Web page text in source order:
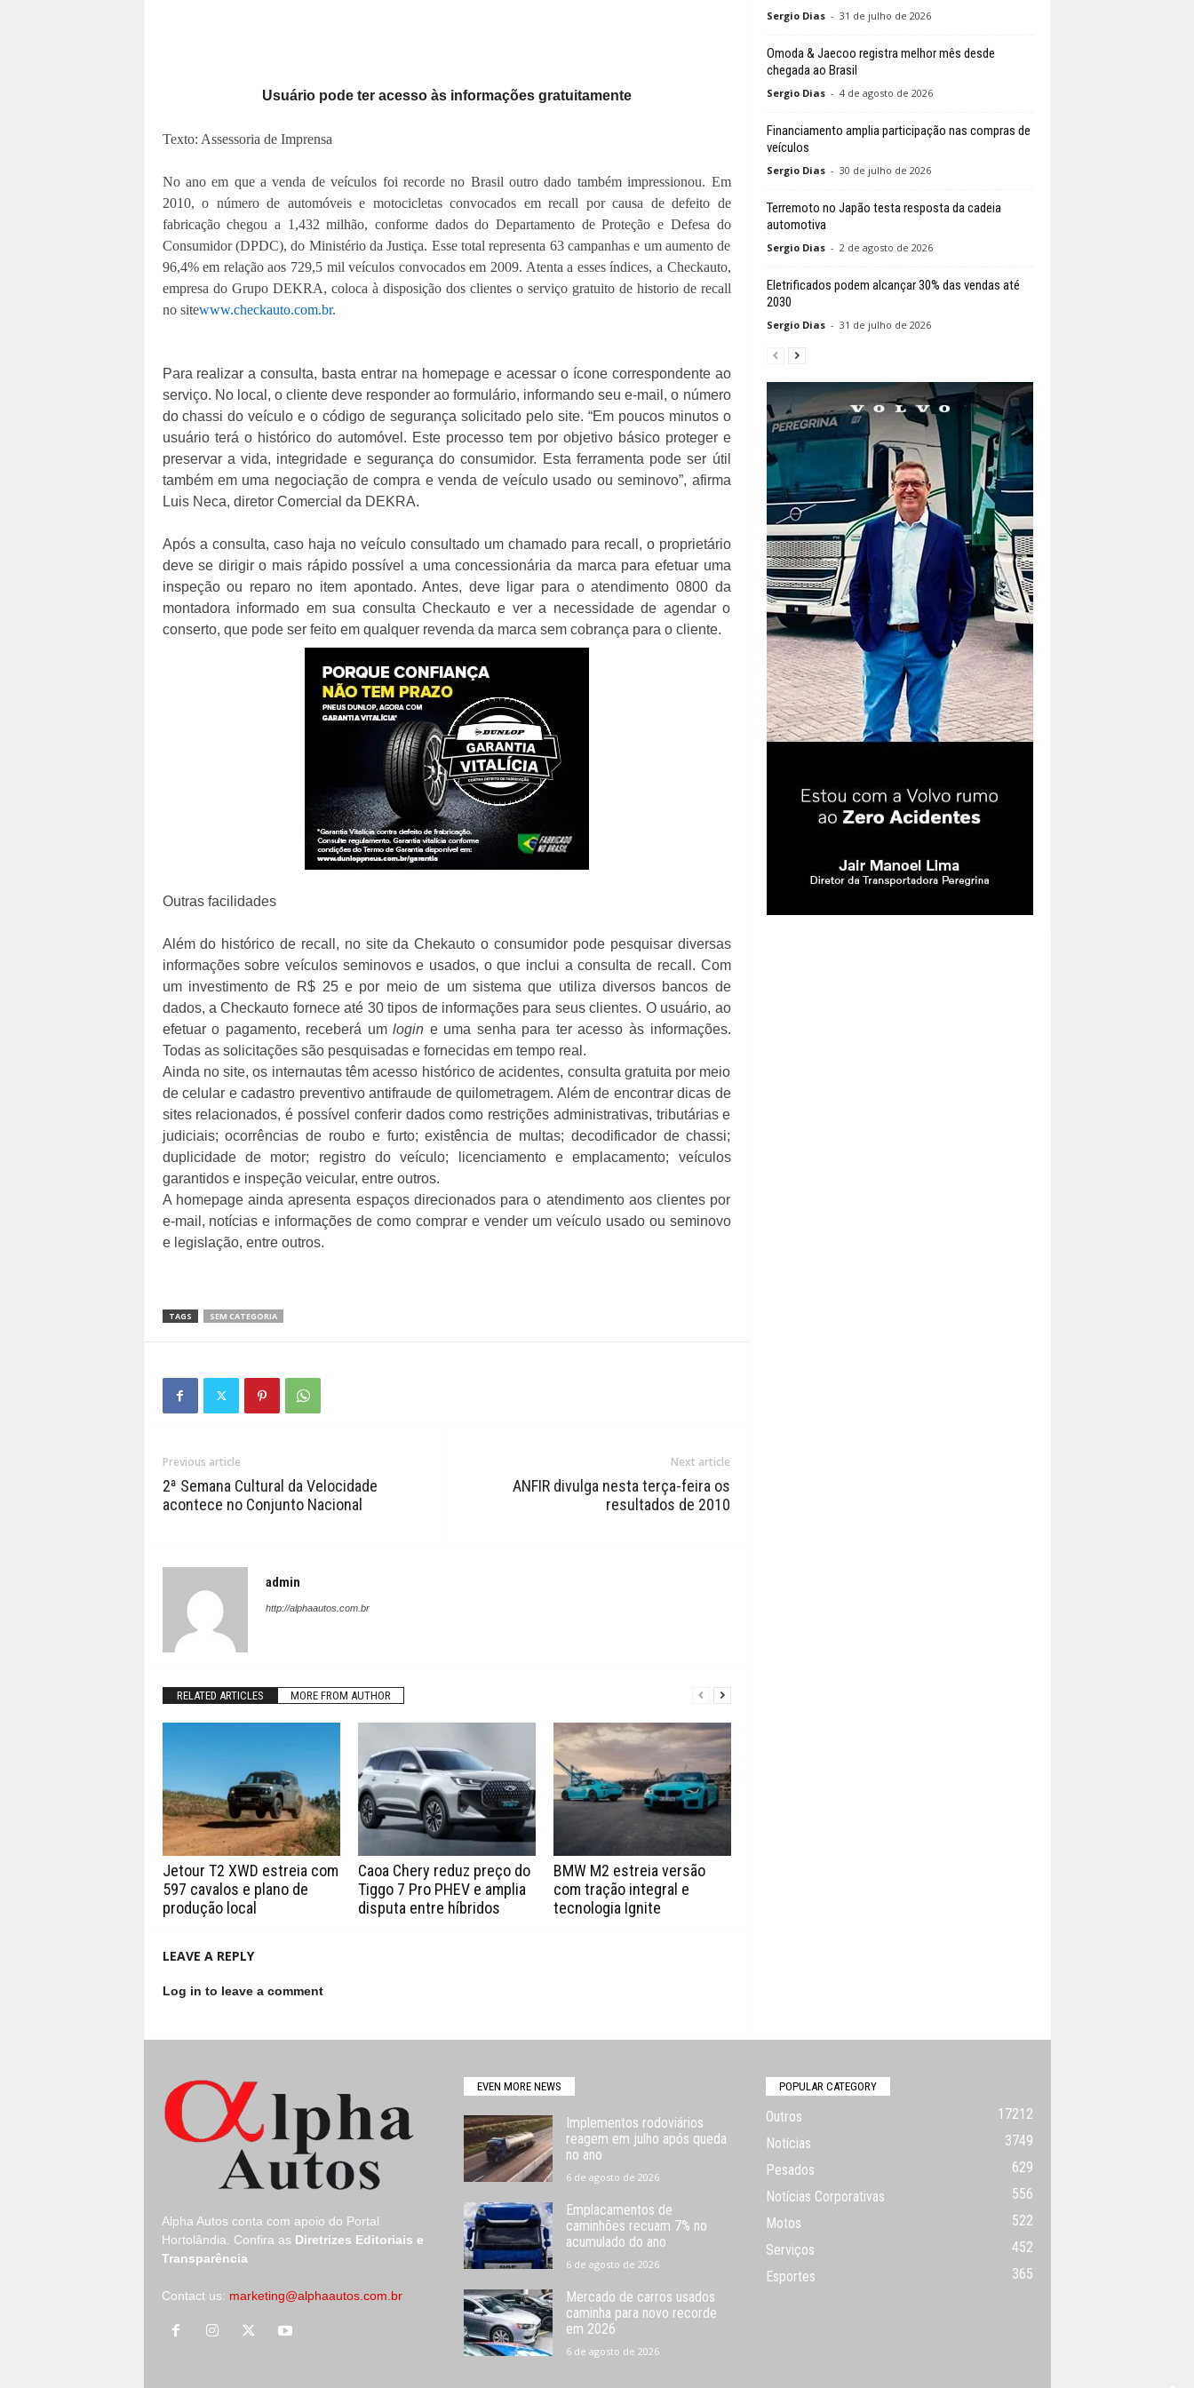
Usuário pode ter acesso às informações gratuitamente
Texto: Assessoria de Imprensa
No ano em que a venda de veículos foi recorde no Brasil outro dado também impressionou. Em
2010, o número de automóveis e motocicletas convocados em recall por causa de defeito de
fabricação chegou a 1,432 milhão, conforme dados do Departamento de Proteção e Defesa do
Consumidor (DPDC), do Ministério da Justiça. Esse total representa 63 campanhas e um aumento de
96,4% em relação aos 729,5 mil veículos convocados em 2009. Atenta a esses índices, a Checkauto,
empresa do Grupo DEKRA, coloca à disposição dos clientes o serviço gratuito de historio de recall
no sitewww.checkauto.com.br.
Para realizar a consulta, basta entrar na homepage e acessar o ícone correspondente ao
serviço. No local, o cliente deve responder ao formulário, informando seu e-mail, o número
do chassi do veículo e o código de segurança solicitado pelo site. “Em poucos minutos o
usuário terá o histórico do automóvel. Este processo tem por objetivo básico proteger e
preservar a vida, integridade e segurança do consumidor. Esta ferramenta pode ser útil
também em uma negociação de compra e venda de veículo usado ou seminovo”, afirma
Luis Neca, diretor Comercial da DEKRA.
Após a consulta, caso haja no veículo consultado um chamado para recall, o proprietário
deve se dirigir o mais rápido possível a uma concessionária da marca para efetuar uma
inspeção ou reparo no item apontado. Antes, deve ligar para o atendimento 0800 da
montadora informado em sua consulta Checkauto e ver a necessidade de agendar o
conserto, que pode ser feito em qualquer revenda da marca sem cobrança para o cliente.
Outras facilidades
Além do histórico de recall, no site da Chekauto o consumidor pode pesquisar diversas
informações sobre veículos seminovos e usados, o que inclui a consulta de recall. Com
um investimento de R$ 25 e por meio de um sistema que utiliza diversos bancos de
dados, a Checkauto fornece até 30 tipos de informações para seus clientes. O usuário, ao
efetuar o pagamento, receberá umlogin e uma senha para ter acesso às informações.
Todas as solicitações são pesquisadas e fornecidas em tempo real.
Ainda no site, os internautas têm acesso histórico de acidentes, consulta gratuita por meio
de celular e cadastro preventivo antifraude de quilometragem. Além de encontrar dicas de
sites relacionados, é possível conferir dados como restrições administrativas, tributárias e
judiciais; ocorrências de roubo e furto; existência de multas; decodificador de chassi;
duplicidade de motor; registro do veículo; licenciamento e emplacamento; veículos
garantidos e inspeção veicular, entre outros.
A homepage ainda apresenta espaços direcionados para o atendimento aos clientes por
e-mail, notícias e informações de como comprar e vender um veículo usado ou seminovo
e legislação, entre outros.
TAGS SEM CATEGORIA
Previous article
2ª Semana Cultural da Velocidade
acontece no Conjunto Nacional
Next article
ANFIR divulga nesta terça-feira os
resultados de 2010
admin
http://alphaautos.com.br
RELATED ARTICLES MORE FROM AUTHOR
Jetour T2 XWD estreia com
597 cavalos e plano de
produção local
Caoa Chery reduz preço do
Tiggo 7 Pro PHEV e amplia
disputa entre híbridos
BMW M2 estreia versão
com tração integral e
tecnologia Ignite
LEAVE A REPLY
Log in to leave a comment
Sergio Dias - 31 de julho de 2026
Omoda & Jaecoo registra melhor mês desde
chegada ao Brasil
Sergio Dias - 4 de agosto de 2026
Financiamento amplia participação nas compras de
veículos
Sergio Dias - 30 de julho de 2026
Terremoto no Japão testa resposta da cadeia
automotiva
Sergio Dias - 2 de agosto de 2026
Eletrificados podem alcançar 30% das vendas até
2030
Sergio Dias - 31 de julho de 2026
Alpha Autos conta com apoio do Portal
Hortolândia.
Confira as Diretrizes Editoriais e
Transparência
Contact us: marketing@alphaautos.com.br
EVEN MORE NEWS
Implementos rodoviários
reagem em julho após queda
no ano
6 de agosto de 2026
Emplacamentos de
caminhões recuam 7% no
acumulado do ano
6 de agosto de 2026
Mercado de carros usados
caminha para novo recorde
em 2026
6 de agosto de 2026
POPULAR CATEGORY
Outros
17212
Notícias
3749
Pesados
629
Notícias Corporativas
556
Motos
522
Serviços
452
Esportes
365